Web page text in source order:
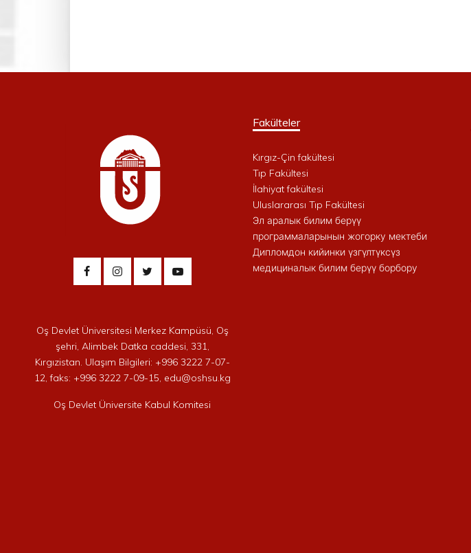
Oş Devlet Üniversitesi Merkez Kampüsü, Oş
şehri, Alimbek Datka caddesi, 331,
Kırgızistan. Ulaşım Bilgileri: +996 3222 7-07-
12, faks: +996 3222 7-09-15, edu@oshsu.kg
Oş Devlet Üniversite Kabul Komitesi
Fakülteler
Kırgız-Çin fakültesi
Tıp Fakültesi
İlahiyat fakültesi
Uluslararası Tıp Fakültesi
Эл аралык билим берүү
программаларынын жогорку мектеби
Дипломдон кийинки үзгүлтүксүз
медициналык билим берүү борбору